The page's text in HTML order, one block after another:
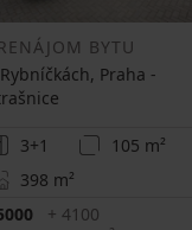
BYTU
Praha -
3+1
105 m²
398 m²
+ 4100